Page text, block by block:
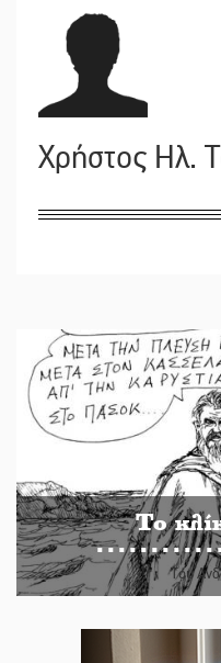
Χρήστος Ηλ.
Το
Του